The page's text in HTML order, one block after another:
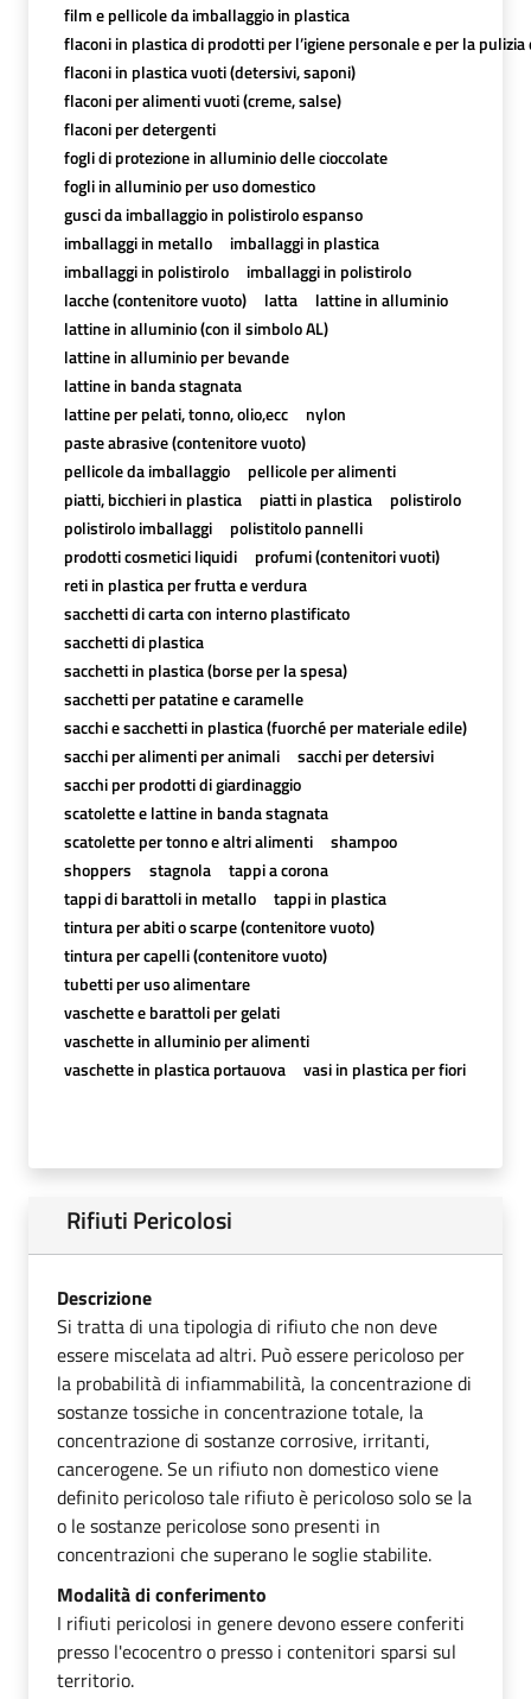
film e pellicole da imballaggio in plastica
flaconi in plastica di prodotti per l’igiene personale e per la pulizia
flaconi in plastica vuoti (detersivi, saponi)
flaconi per alimenti vuoti (creme, salse)
flaconi per detergenti
fogli di protezione in alluminio delle cioccolate
fogli in alluminio per uso domestico
gusci da imballaggio in polistirolo espanso
imballaggi in metallo
imballaggi in plastica
imballaggi in polistirolo
imballaggi in polistirolo
lacche (contenitore vuoto)
latta
lattine in alluminio
lattine in alluminio (con il simbolo AL)
lattine in alluminio per bevande
lattine in banda stagnata
lattine per pelati, tonno, olio,ecc
nylon
paste abrasive (contenitore vuoto)
pellicole da imballaggio
pellicole per alimenti
piatti, bicchieri in plastica
piatti in plastica
polistirolo
polistirolo imballaggi
polistitolo pannelli
prodotti cosmetici liquidi
profumi (contenitori vuoti)
reti in plastica per frutta e verdura
sacchetti di carta con interno plastificato
sacchetti di plastica
sacchetti in plastica (borse per la spesa)
sacchetti per patatine e caramelle
sacchi e sacchetti in plastica (fuorché per materiale edile)
sacchi per alimenti per animali
sacchi per detersivi
sacchi per prodotti di giardinaggio
scatolette e lattine in banda stagnata
scatolette per tonno e altri alimenti
shampoo
shoppers
stagnola
tappi a corona
tappi di barattoli in metallo
tappi in plastica
tintura per abiti o scarpe (contenitore vuoto)
tintura per capelli (contenitore vuoto)
tubetti per uso alimentare
vaschette e barattoli per gelati
vaschette in alluminio per alimenti
vaschette in plastica portauova
vasi in plastica per fiori
Rifiuti Pericolosi
Descrizione
Si tratta di una tipologia di rifiuto che non deve
essere miscelata ad altri. Può essere pericoloso per
la probabilità di infiammabilità, la concentrazione di
sostanze tossiche in concentrazione totale, la
concentrazione di sostanze corrosive, irritanti,
cancerogene. Se un rifiuto non domestico viene
definito pericoloso tale rifiuto è pericoloso solo se la
o le sostanze pericolose sono presenti in
concentrazioni che superano le soglie stabilite.
Modalità di conferimento
I rifiuti pericolosi in genere devono essere conferiti
presso l'ecocentro o presso i contenitori sparsi sul
territorio.